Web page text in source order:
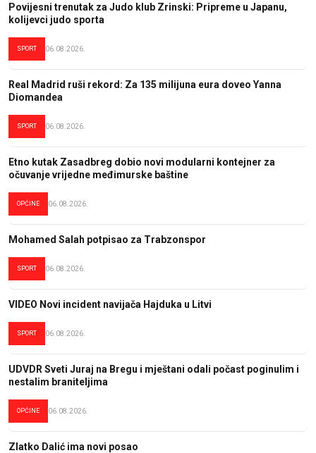
Povijesni trenutak za Judo klub Zrinski: Pripreme u Japanu,
kolijevci judo sporta
SPORT 06.08.2026.
Real Madrid ruši rekord: Za 135 milijuna eura doveo Yanna
Diomandea
SPORT 06.08.2026.
Etno kutak Zasadbreg dobio novi modularni kontejner za
očuvanje vrijedne međimurske baštine
OPĆINE 06.08.2026.
Mohamed Salah potpisao za Trabzonspor
SPORT 06.08.2026.
VIDEO Novi incident navijača Hajduka u Litvi
SPORT 06.08.2026.
UDVDR Sveti Juraj na Bregu i mještani odali počast poginulim i
nestalim braniteljima
OPĆINE 06.08.2026.
Zlatko Dalić ima novi posao